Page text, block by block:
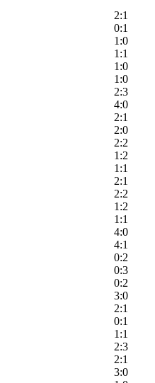
2:1
0:1
1:0
1:1
1:0
1:0
2:3
4:0
2:1
2:0
2:2
1:2
1:1
2:1
2:2
1:2
1:1
4:0
4:1
0:2
0:3
0:2
3:0
2:1
0:1
1:1
2:3
2:1
3:0